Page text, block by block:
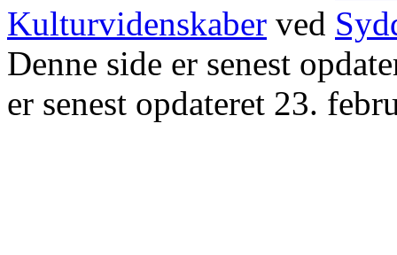
Kulturvidenskaber ved
Denne side er senest
er senest opdateret 23.